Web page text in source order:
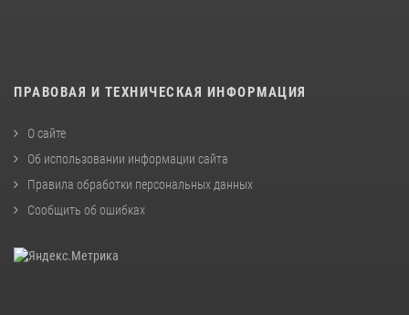
ПРАВОВАЯ И ТЕХНИЧЕСКАЯ ИНФОРМАЦИЯ
О сайте
Об использовании информации сайта
Правила обработки персональных данных
Сообщить об ошибках